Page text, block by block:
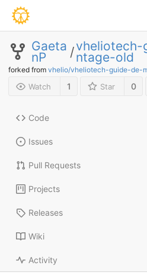
Gaeta
nP /vheliotech-
ntage-old
forked from vhelio/vheliotech-guide-de-
Watch 1 Star 0
Code
Issues
Pull Requests
Projects
Releases
Wiki
Activity